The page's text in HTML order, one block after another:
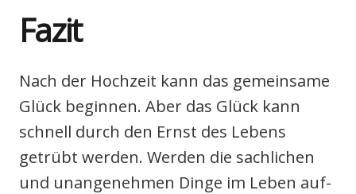
Fazit
Nach der Hoch­zeit kann das gemein­sa­me
Glück begin­nen. Aber das Glück kann
schnell durch den Ernst des Lebens
getrübt wer­den. Wer­den die sach­li­chen
und unan­ge­neh­men Din­ge im Leben auf­